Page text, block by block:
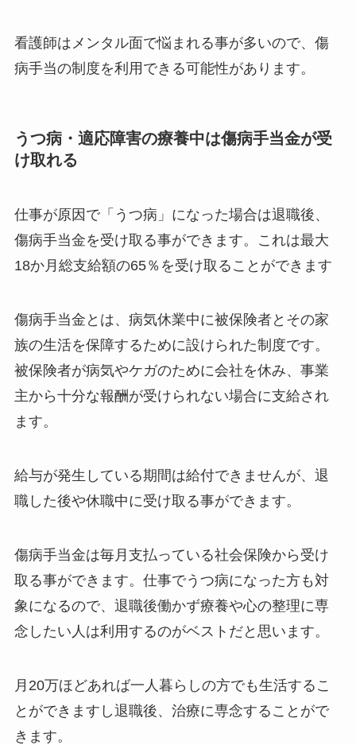
看護師はメンタル面で悩まれる事が多いので、傷
病手当の制度を利用できる可能性があります。
うつ病・適応障害の療養中は傷病手当金が受
け取れる
仕事が原因で「うつ病」になった場合は退職後、
傷病手当金を受け取る事ができます。これは最大
18か月総支給額の65％を受け取ることができます
傷病手当金とは、病気休業中に被保険者とその家
族の生活を保障するために設けられた制度です。
被保険者が病気やケガのために会社を休み、事業
主から十分な報酬が受けられない場合に支給され
ます。
給与が発生している期間は給付できませんが、退
職した後や休職中に受け取る事ができます。
傷病手当金は毎月支払っている社会保険から受け
取る事ができます。仕事でうつ病になった方も対
象になるので、退職後働かず療養や心の整理に専
念したい人は利用するのがベストだと思います。
月20万ほどあれば一人暮らしの方でも生活するこ
とができますし退職後、治療に専念することがで
きます。